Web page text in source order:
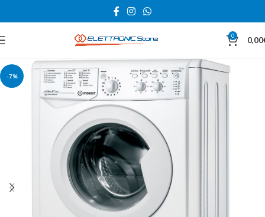
0 0,00
-7%